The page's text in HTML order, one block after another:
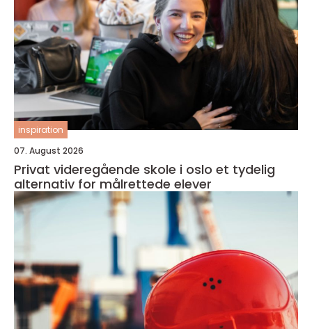
inspiration
07. August 2026
Privat videregående skole i oslo et tydelig
alternativ for målrettede elever